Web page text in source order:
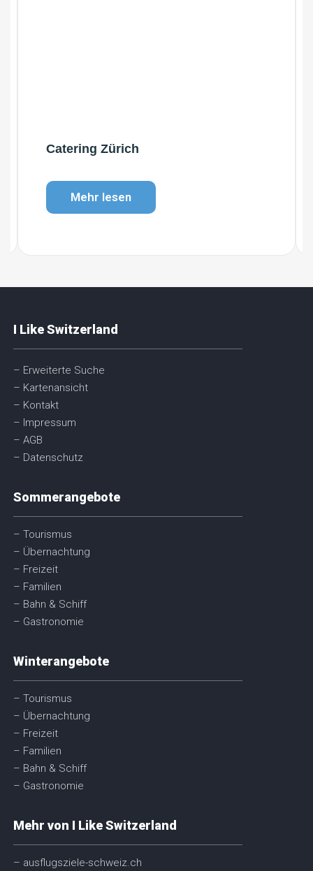
Catering Zürich
Mehr lesen
I Like Switzerland
– Erweiterte Suche
– Kartenansicht
– Kontakt
– Impressum
– AGB
– Datenschutz
Sommerangebote
– Tourismus
– Übernachtung
– Freizeit
– Familien
– Bahn & Schiff
– Gastronomie
Winterangebote
– Tourismus
– Übernachtung
– Freizeit
– Familien
– Bahn & Schiff
– Gastronomie
Mehr von I Like Switzerland
– ausflugsziele-schweiz.ch